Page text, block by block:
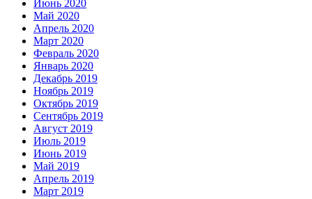
Июнь 2020
Май 2020
Апрель 2020
Март 2020
Февраль 2020
Январь 2020
Декабрь 2019
Ноябрь 2019
Октябрь 2019
Сентябрь 2019
Август 2019
Июль 2019
Июнь 2019
Май 2019
Апрель 2019
Март 2019